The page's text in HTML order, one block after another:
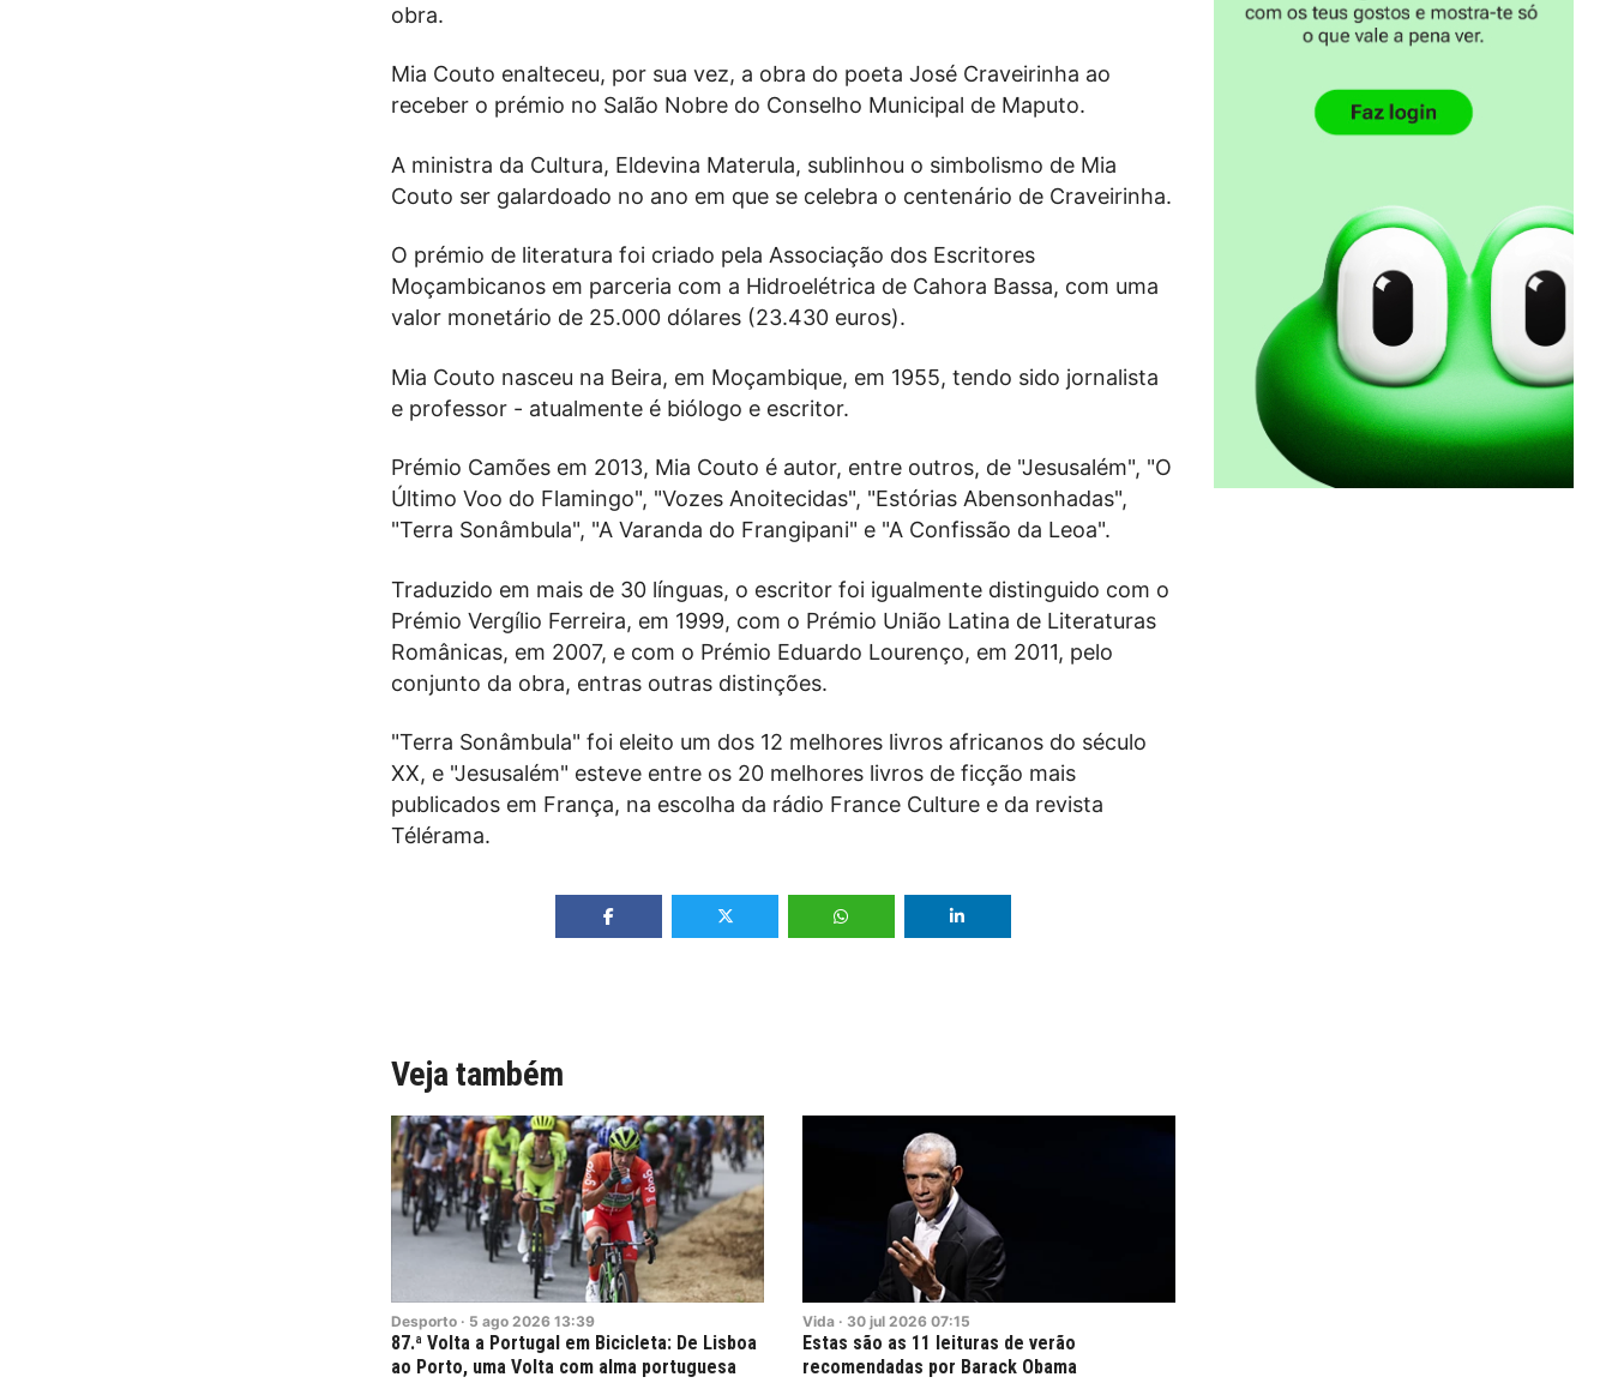
obra.
Mia Couto enalteceu, por sua vez, a obra do poeta José Craveirinha ao
receber o prémio no Salão Nobre do Conselho Municipal de Maputo.
A ministra da Cultura, Eldevina Materula, sublinhou o simbolismo de Mia
Couto ser galardoado no ano em que se celebra o centenário de Craveirinha.
O prémio de literatura foi criado pela Associação dos Escritores
Moçambicanos em parceria com a Hidroelétrica de Cahora Bassa, com uma
valor monetário de 25.000 dólares (23.430 euros).
Mia Couto nasceu na Beira, em Moçambique, em 1955, tendo sido jornalista
e professor - atualmente é biólogo e escritor.
Prémio Camões em 2013, Mia Couto é autor, entre outros, de "Jesusalém", "O
Último Voo do Flamingo", "Vozes Anoitecidas", "Estórias Abensonhadas",
"Terra Sonâmbula", "A Varanda do Frangipani" e "A Confissão da Leoa".
Traduzido em mais de 30 línguas, o escritor foi igualmente distinguido com o
Prémio Vergílio Ferreira, em 1999, com o Prémio União Latina de Literaturas
Românicas, em 2007, e com o Prémio Eduardo Lourenço, em 2011, pelo
conjunto da obra, entras outras distinções.
"Terra Sonâmbula" foi eleito um dos 12 melhores livros africanos do século
XX, e "Jesusalém" esteve entre os 20 melhores livros de ficção mais
publicados em França, na escolha da rádio France Culture e da revista
Télérama.
Veja também
Desporto · 5 ago 2026 13:39
87.ª Volta a Portugal em Bicicleta: De Lisboa
ao Porto, uma Volta com alma portuguesa
Vida · 30 jul 2026 07:15
Estas são as 11 leituras de verão
recomendadas por Barack Obama